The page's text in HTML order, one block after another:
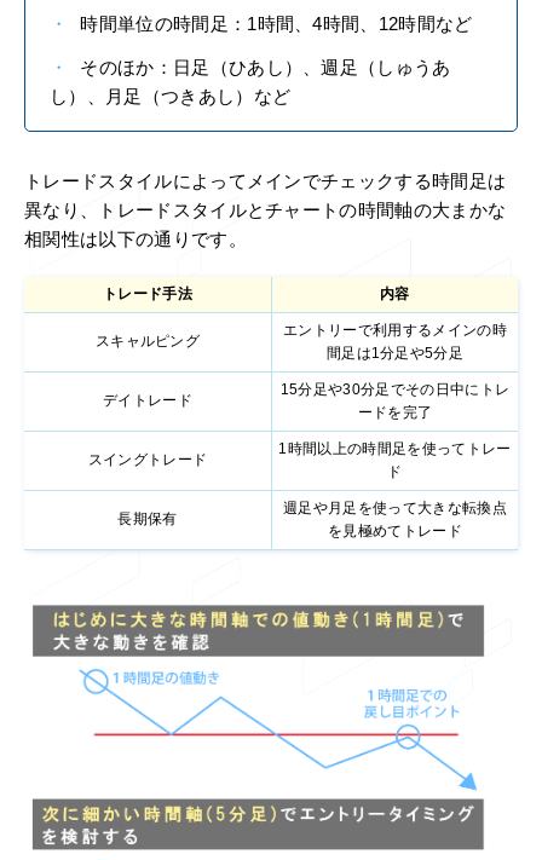
時間単位の時間足：1時間、4時間、12時間など
そのほか：日足（ひあし）、週足（しゅうあ
し）、月足（つきあし）など
トレードスタイルによってメインでチェックする時間足は
異なり、トレードスタイルとチャートの時間軸の大まかな
相関性は以下の通りです。
トレード手法 内容
スキャルピング
エントリーで利用するメインの時
間足は1分足や5分足
デイトレード
15分足や30分足でその日中にトレ
ードを完了
スイングトレード
1時間以上の時間足を使ってトレー
ド
長期保有
週足や月足を使って大きな転換点
を見極めてトレード